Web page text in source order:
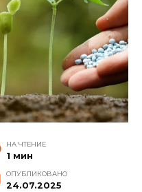
НА ЧТЕНИЕ
1 мин
ОПУБЛИКОВАНО
24.07.2025